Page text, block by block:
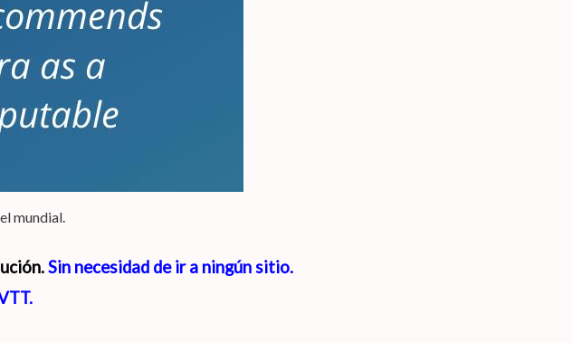
mundial.
Sin necesidad de ir a ningún sitio.